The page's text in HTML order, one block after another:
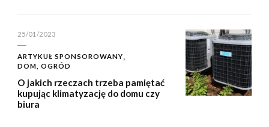
25/01/2023
ARTYKUŁ SPONSOROWANY
DOM, OGRÓD
O jakich rzeczach trzeba pamiętać
kupując klimatyzację do domu czy
biura